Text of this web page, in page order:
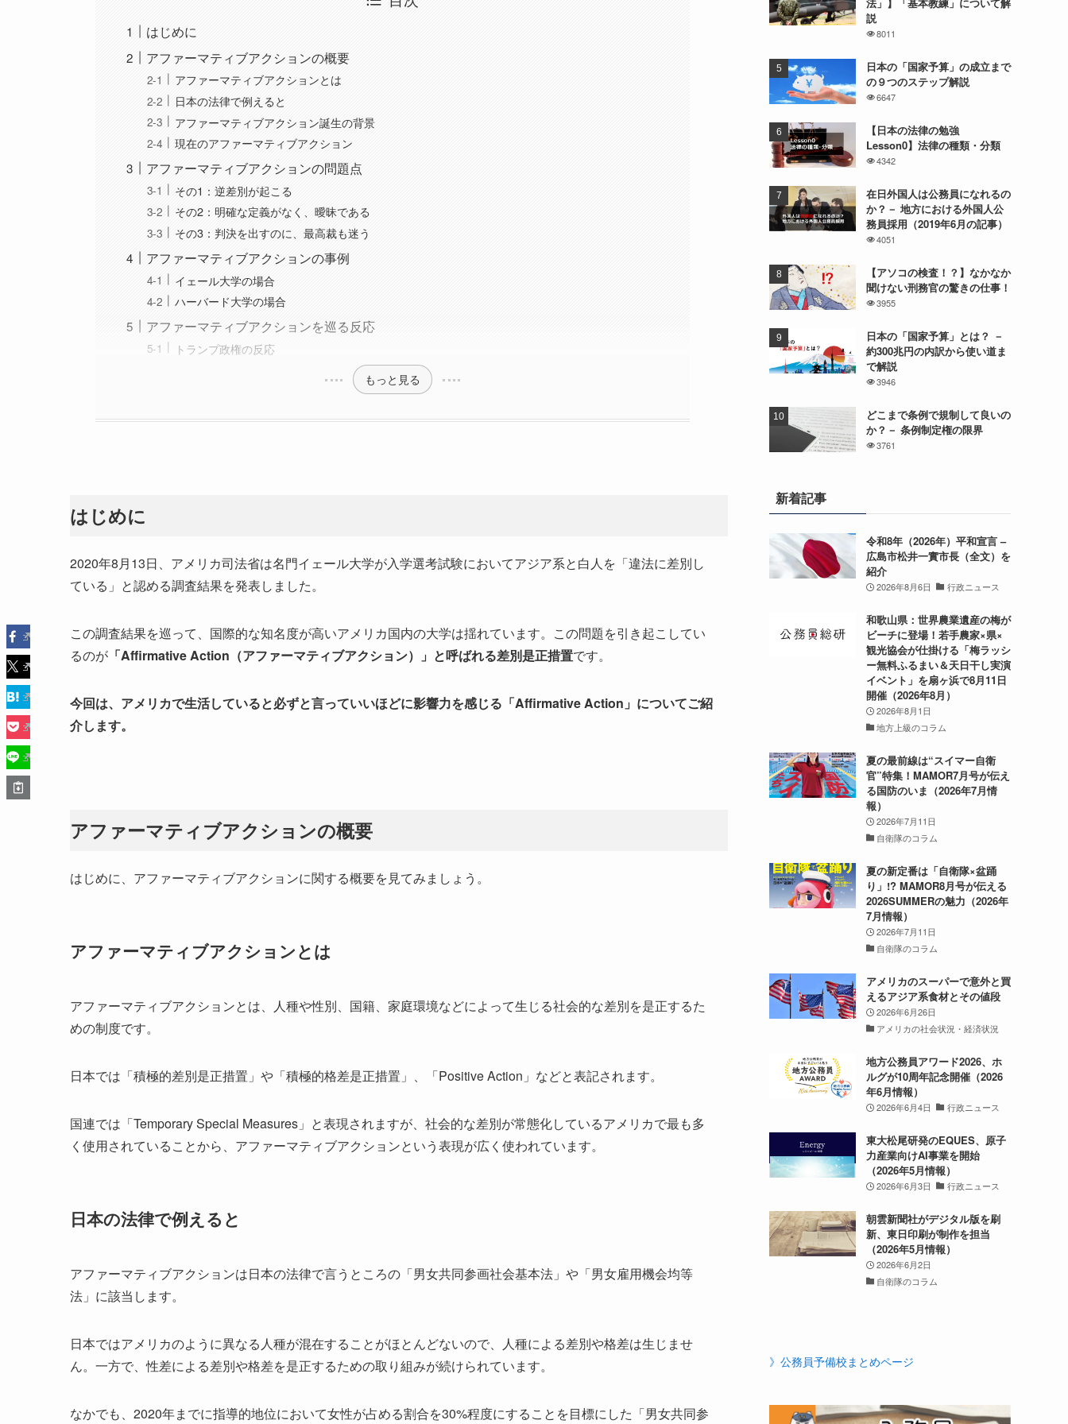
はじめに
アファーマティブアクションの概要
アファーマティブアクションとは
日本の法律で例えると
アファーマティブアクション誕生の背景
現在のアファーマティブアクション
アファーマティブアクションの問題点
その1：逆差別が起こる
その2：明確な定義がなく、曖昧である
その3：判決を出すのに、最高裁も迷う
アファーマティブアクションの事例
イェール大学の場合
ハーバード大学の場合
アファーマティブアクションを巡る反応
トランプ政権の反応
もっと見る
はじめに
2020年8月13日、アメリカ司法省は名門イェール大学が入学選考試験においてアジア系と白人を「違法に差別し
ている」と認める調査結果を発表しました。
この調査結果を巡って、国際的な知名度が高いアメリカ国内の大学は揺れています。この問題を引き起こしてい
るのが 「Affirmative Action（アファーマティブアクション）」と呼ばれる差別是正措置です。
今回は、アメリカで生活していると必ずと言っていいほどに影響力を感じる「Affirmative Action」についてご紹
介します。
アファーマティブアクションの概要
はじめに、アファーマティブアクションに関する概要を見てみましょう。
アファーマティブアクションとは
アファーマティブアクションとは、人種や性別、国籍、家庭環境などによって生じる社会的な差別を是正するた
めの制度です。
日本では「積極的差別是正措置」や「積極的格差是正措置」、「Positive Action」などと表記されます。
国連では「Temporary Special Measures」と表現されますが、社会的な差別が常態化しているアメリカで最も多
く使用されていることから、アファーマティブアクションという表現が広く使われています。
日本の法律で例えると
アファーマティブアクションは日本の法律で言うところの「男女共同参画社会基本法」や「男女雇用機会均等
法」に該当します。
日本ではアメリカのように異なる人種が混在することがほとんどないので、人種による差別や格差は生じませ
ん。一方で、性差による差別や格差を是正するための取り組みが続けられています。
なかでも、2020年までに指導的地位において女性が占める割合を30%程度にすることを目標にした「男女共同参
説
8011
日本の「国家予算」の成立まで
の９つのステップ解説
6647
【日本の法律の勉強
Lesson0】法律の種類・分類
4342
在日外国人は公務員になれるの
か？－ 地方における外国人公
務員採用（2019年6月の記事）
4051
【アソコの検査！？】なかなか
聞けない刑務官の驚きの仕事！
3955
日本の「国家予算」とは？ －
約300兆円の内訳から使い道ま
で解説
3946
どこまで条例で規制して良いの
か？－ 条例制定権の限界
3761
新着記事
令和8年（2026年）平和宣言 –
広島市松井一實市長（全文）を
紹介
2026年8月6日 行政ニュース
和歌山県：世界農業遺産の梅が
ビーチに登場！若手農家×県×
観光協会が仕掛ける「梅ラッシ
ー無料ふるまい＆天日干し実演
イベント」を扇ヶ浜で8月11日
開催（2026年8月）
2026年8月1日
地方上級のコラム
夏の最前線は“スイマー自衛
官”特集！MAMOR7月号が伝え
る国防のいま（2026年7月情
報）
2026年7月11日
自衛隊のコラム
夏の新定番は「自衛隊×盆踊
り」!? MAMOR8月号が伝える
2026SUMMERの魅力（2026年
7月情報）
2026年7月11日
自衛隊のコラム
アメリカのスーパーで意外と買
えるアジア系食材とその値段
2026年6月26日
アメリカの社会状況・経済状況
地方公務員アワード2026、ホ
ルグが10周年記念開催（2026
年6月情報）
2026年6月4日 行政ニュース
東大松尾研発のEQUES、原子
力産業向けAI事業を開始
（2026年5月情報）
2026年6月3日 行政ニュース
朝雲新聞社がデジタル版を刷
新、東日印刷が制作を担当
（2026年5月情報）
2026年6月2日
自衛隊のコラム
》公務員予備校まとめページ